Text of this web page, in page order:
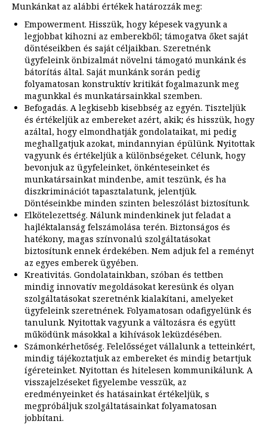
Munkánkat az alábbi értékek határozzák meg:
Empowerment. Hisszük, hogy képesek vagyunk a
legjobbat kihozni az emberekből; támogatva őket saját
döntéseikben és saját céljaikban. Szeretnénk
ügyfeleink önbizalmát növelni támogató munkánk és
bátorítás által. Saját munkánk során pedig
folyamatosan konstruktív kritikát fogalmazunk meg
magunkkal és munkatársainkkal szemben.
Befogadás. A legkisebb kisebbség az egyén. Tiszteljük
és értékeljük az embereket azért, akik; és hisszük, hogy
azáltal, hogy elmondhatják gondolataikat, mi pedig
meghallgatjuk azokat, mindannyian épülünk. Nyitottak
vagyunk és értékeljük a különbségeket. Célunk, hogy
bevonjuk az ügyfeleinket, önkénteseinket és
munkatársainkat mindenbe, amit teszünk, és ha
diszkriminációt tapasztalatunk, jelentjük.
Döntéseinkbe minden szinten beleszólást biztosítunk.
Elkötelezettség. Nálunk mindenkinek jut feladat a
hajléktalanság felszámolása terén. Biztonságos és
hatékony, magas színvonalú szolgáltatásokat
biztosítunk ennek érdekében. Nem adjuk fel a reményt
az egyes emberek ügyében.
Kreativitás. Gondolatainkban, szóban és tettben
mindig innovatív megoldásokat keresünk és olyan
szolgáltatásokat szeretnénk kialakítani, amelyeket
ügyfeleink szeretnének. Folyamatosan odafigyelünk és
tanulunk. Nyitottak vagyunk a változásra és együtt
működünk másokkal a kihívások leküzdésében.
Számonkérhetőség. Felelősséget vállalunk a tetteinkért,
mindig tájékoztatjuk az embereket és mindig betartjuk
ígéreteinket. Nyitottan és hitelesen kommunikálunk. A
visszajelzéseket figyelembe vesszük, az
eredményeinket és hatásainkat értékeljük, s
megpróbáljuk szolgáltatásainkat folyamatosan
jobbítani.